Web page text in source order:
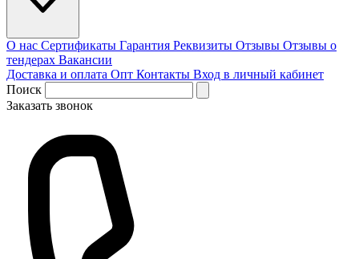
О нас Сертификаты Гарантия Реквизиты Отзывы Отзывы о
тендерах Вакансии
Доставка и оплата Опт Контакты Вход в личный кабинет
Поиск
Заказать звонок